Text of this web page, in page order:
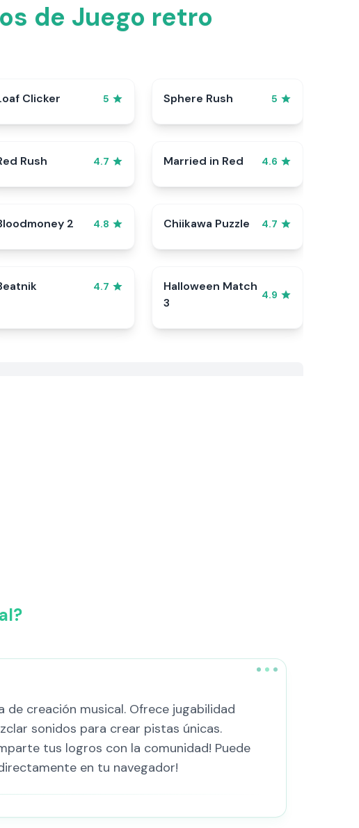
de Juego retro
Clicker 5 Sphere Rush 5
Rush 4.7 Married in Red 4.6
2 4.8 Chiikawa Puzzle 4.7
4.7
Halloween Match
3
4.9
creación musical. Ofrece jugabilidad
sonidos para crear pistas únicas.
tus logros con la comunidad! Puede
en tu navegador!